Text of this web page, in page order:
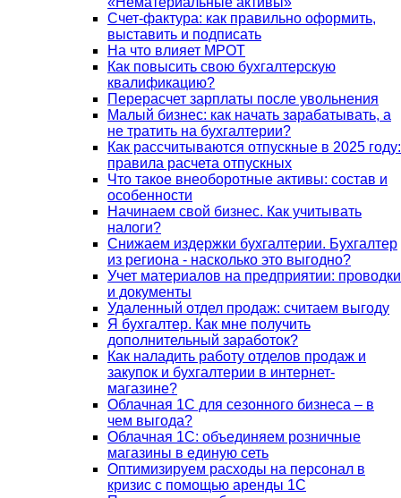
Счет-фактура: как правильно оформить,
выставить и подписать
На что влияет МРОТ
Как повысить свою бухгалтерскую
квалификацию?
Перерасчет зарплаты после увольнения
Малый бизнес: как начать зарабатывать, а
не тратить на бухгалтерии?
Как рассчитываются отпускные в 2025 году:
правила расчета отпускных
Что такое внеоборотные активы: состав и
особенности
Начинаем свой бизнес. Как учитывать
налоги?
Снижаем издержки бухгалтерии. Бухгалтер
из региона - насколько это выгодно?
Учет материалов на предприятии: проводки
и документы
Удаленный отдел продаж: считаем выгоду
Я бухгалтер. Как мне получить
дополнительный заработок?
Как наладить работу отделов продаж и
закупок и бухгалтерии в интернет-
магазине?
Облачная 1С для сезонного бизнеса – в
чем выгода?
Облачная 1С: объединяем розничные
магазины в единую сеть
Оптимизируем расходы на персонал в
кризис с помощью аренды 1С